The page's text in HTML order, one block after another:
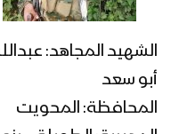
الشهيد المجاهد:
أبو سعد
المحافظة: المحويت